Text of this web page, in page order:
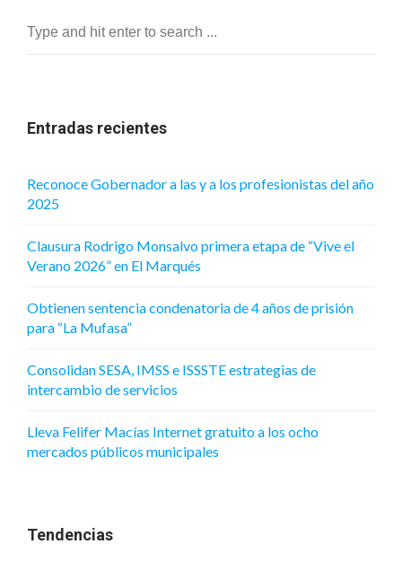
Entradas recientes
Reconoce Gobernador a las y a los profesionistas del año
2025
Clausura Rodrigo Monsalvo primera etapa de “Vive el
Verano 2026” en El Marqués
Obtienen sentencia condenatoria de 4 años de prisión
para “La Mufasa”
Consolidan SESA, IMSS e ISSSTE estrategias de
intercambio de servicios
Lleva Felifer Macías Internet gratuito a los ocho
mercados públicos municipales
Tendencias